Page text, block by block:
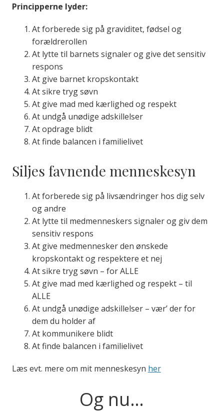
Principperne lyder:
At forberede sig på graviditet, fødsel og
forældrerollen
At lytte til barnets signaler og give det sensitiv
respons
At give barnet kropskontakt
At sikre tryg søvn
At give mad med kærlighed og respekt
At undgå unødige adskillelser
At opdrage blidt
At finde balancen i familielivet
Siljes favnende menneskesyn
At forberede sig på livsændringer hos dig selv
og andre
At lytte til medmenneskers signaler og giv dem
sensitiv respons
At give medmennesker den ønskede
kropskontakt og respektere et nej
At sikre tryg søvn – for ALLE
At give mad med kærlighed og respekt – til
ALLE
At undgå unødige adskillelser – vær’ der for
dem du holder af
At kommunikere blidt
At finde balancen i familielivet
Læs evt. mere om mit menneskesyn her
Og nu…